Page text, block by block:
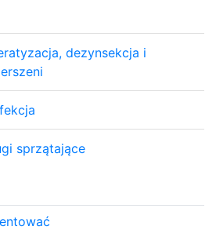
dezynsekcja i
sprzątające